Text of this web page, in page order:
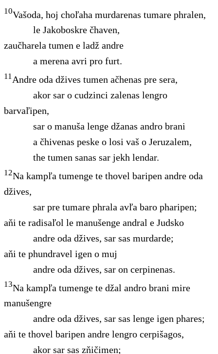
10Vašoda, hoj choľaha murdarenas tumare phralen,
le Jakoboskre čhaven,
zaučharela tumen e ladž andre
a merena avri pro furt.
11Andre oda džives tumen ačhenas pre sera,
akor sar o cudzinci zalenas lengro
barvaľipen,
sar o manuša lenge džanas andro brani
a čhivenas peske o losi vaš o Jeruzalem,
the tumen sanas sar jekh lendar.
12Na kampľa tumenge te thovel baripen andre oda
džives,
sar pre tumare phrala avľa baro pharipen;
aňi te radisaľol le manušenge andral e Judsko
andre oda džives, sar sas murdarde;
aňi te phundravel igen o muj
andre oda džives, sar on cerpinenas.
13Na kampľa tumenge te džal andro brani mire
manušengre
andre oda džives, sar sas lenge igen phares;
aňi te thovel baripen andre lengro cerpišagos,
akor sar sas zňičimen;